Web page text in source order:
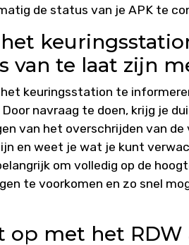
de status van je APK te
van te laat zijn
keuringsstation te
navraag te doen, krijg je
van het overschrijden van
en weet je wat je kunt
om volledig op de
te voorkomen en zo snel
op met het